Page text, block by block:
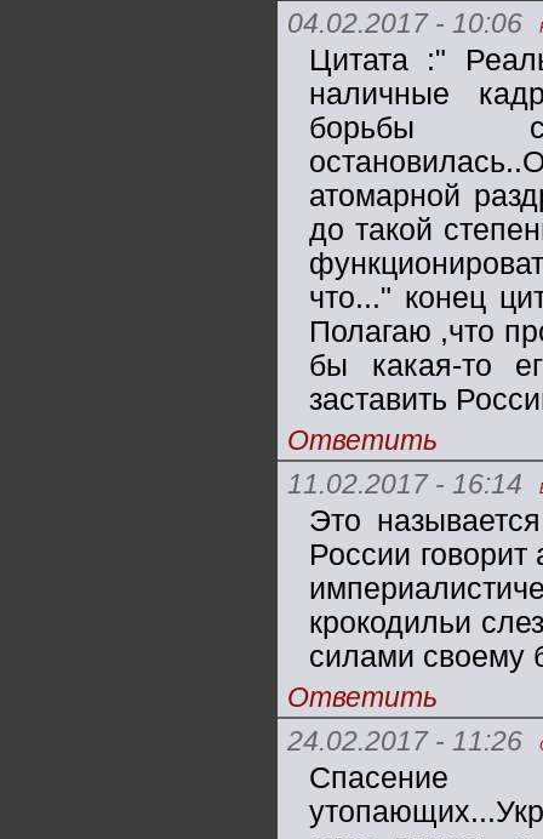
04.02.2017 - 10:06
Цитата :"
наличные
борьбы с
атомарной
до такой
что..." конец
Полагаю ,что
бы какая-то
заставить
Ответить
11.02.2017 - 16:14
Это
России
крокодильи
силами своему
Ответить
24.02.2017 - 11:26